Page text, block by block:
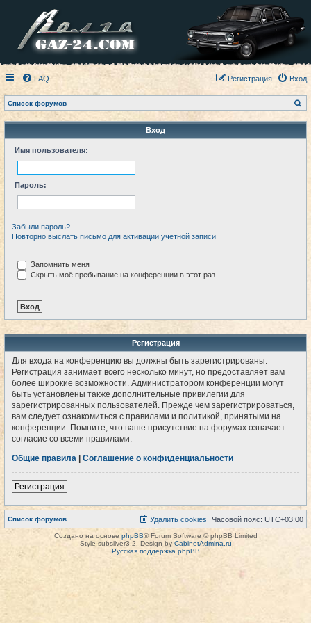
FAQ Вход
Регистрация
Список форумов
о
с
Вход
Имя пользователя:
Пароль:
Забыли пароль?
Повторно выслать письмо для активации учётной записи
Запомнить меня
Скрыть моё пребывание на конференции в этот раз
Регистрация
Для входа на конференцию вы должны быть зарегистрированы.
Регистрация занимает всего несколько минут, но предоставляет вам
более широкие возможности. Администратором конференции могут
быть установлены также дополнительные привилегии для
зарегистрированных пользователей. Прежде чем зарегистрироваться,
вам следует ознакомиться с правилами и политикой, принятыми на
конференции. Помните, что ваше присутствие на форумах означает
согласие со всеми правилами.
Общие правила
Соглашение о конфиденциальности
Регистрация
Список форумов Часовой пояс: UTC+03:00
Удалить cookies
Создано на основе phpBB® Forum Software © phpBB Limited
Style subsilver3.2. Design by CabinetAdmina.ru
Русская поддержка phpBB